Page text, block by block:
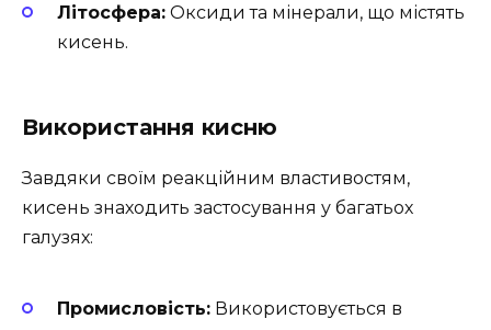
Літосфера: Оксиди та мінерали, що містять
кисень.
Використання кисню
Завдяки своїм реакційним властивостям,
кисень знаходить застосування у багатьох
галузях:
Промисловість: Використовується в